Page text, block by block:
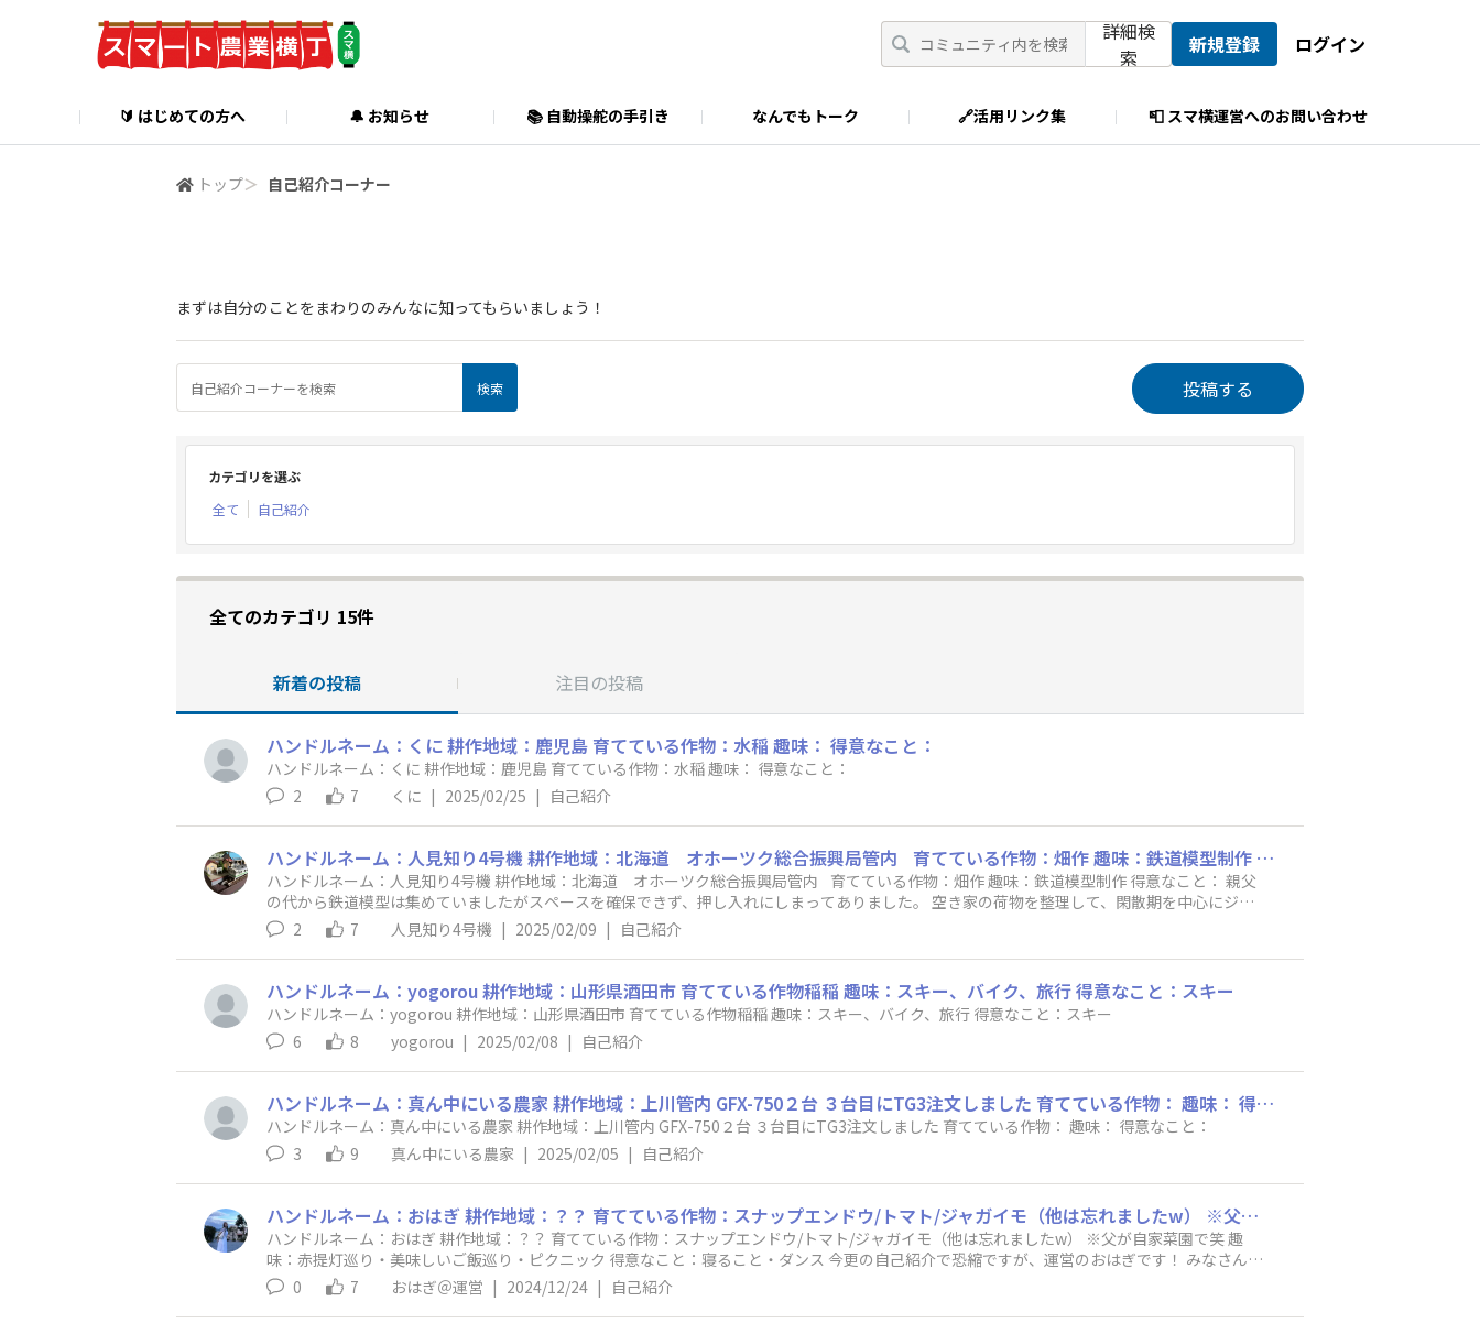
詳細検
索
新規登録 ログイン
🔰 はじめての方へ 🔔 お知らせ 📚 自動操舵の手引き なんでもトーク 🔗活用リンク集 📮 スマ横運営へのお問い合わせ
トップ＞ 自己紹介コーナー
まずは自分のことをまわりのみんなに知ってもらいましょう！
投稿する
カテゴリを選ぶ
全て
自己紹介
全てのカテゴリ 15件
新着の投稿 注目の投稿
ハンドルネーム：くに 耕作地域：鹿児島 育てている作物：水稲 趣味： 得意なこと：
ハンドルネーム：くに 耕作地域：鹿児島 育てている作物：水稲 趣味： 得意なこと：
2
7 くに | 2025/02/25 | 自己紹介
ハンドルネーム：人見知り4号機 耕作地域：北海道 オホーツク総合振興局管内 育てている作物：畑作 趣味：鉄道模型制作 得意なこと： 親父の代から鉄道模型は集めていましたがスペースを確保できず、押し入れにしまってありました。 空き家の荷物を整理して、閑散期を中心にジオラマを制作を進めているところです。 GFXは3年ほど使っていますが、まだまだ勉強中ですので色々教えていただきたいと思います。 よろしくお願いします。
ハンドルネーム：人見知り4号機 耕作地域：北海道 オホーツク総合振興局管内 育てている作物：畑作 趣味：鉄道模型制作 得意なこと： 親父
の代から鉄道模型は集めていましたがスペースを確保できず、押し入れにしまってありました。 空き家の荷物を整理して、閑散期を中心にジオ
ラマを制作を進めているところです。 GFXは3年ほど使っていますが、まだまだ勉強中ですので色々教えていただきたいと思います。 よろしくお
願いします。
2 7 人見知り4号機 | 2025/02/09 | 自己紹介
ハンドルネーム：yogorou 耕作地域：山形県酒田市 育てている作物稲稲 趣味：スキー、バイク、旅行 得意なこと：スキー
ハンドルネーム：yogorou 耕作地域：山形県酒田市 育てている作物稲稲 趣味：スキー、バイク、旅行 得意なこと：スキー
6
8 yogorou | 2025/02/08 | 自己紹介
ハンドルネーム：真ん中にいる農家 耕作地域：上川管内 GFX-750２台 ３台目にTG3注文しました 育てている作物： 趣味： 得意なこと：
ハンドルネーム：真ん中にいる農家 耕作地域：上川管内 GFX-750２台 ３台目にTG3注文しました 育てている作物： 趣味： 得意なこと：
3
9 真ん中にいる農家 | 2025/02/05 | 自己紹介
ハンドルネーム：おはぎ 耕作地域：？？ 育てている作物：スナップエンドウ/トマト/ジャガイモ（他は忘れましたw） ※父が自家菜園で笑 趣味：赤提灯巡り・美味しいご飯巡り・ピクニック 得意なこと：寝ること・ダンス 今更の自己紹介で恐縮ですが、運営のおはぎです！ みなさんの投稿やコメントにたくさん突っ込んでまいりますので、 じゃんじゃん投稿お待ちしてます🫡🌾💞
ハンドルネーム：おはぎ 耕作地域：？？ 育てている作物：スナップエンドウ/トマト/ジャガイモ（他は忘れましたw） ※父が自家菜園で笑 趣
味：赤提灯巡り・美味しいご飯巡り・ピクニック 得意なこと：寝ること・ダンス 今更の自己紹介で恐縮ですが、運営のおはぎです！ みなさんの
投稿やコメントにたくさん突っ込んでまいりますので、 じゃんじゃん投稿お待ちしてます🫡🌾💞
0 7 おはぎ＠運営 | 2024/12/24 | 自己紹介